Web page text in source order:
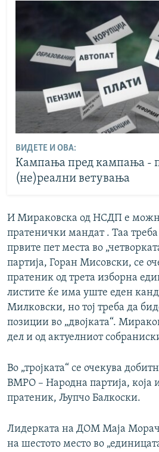
ВИДЕТЕ И ОВА:
Кампања пред кампања -
(не)реални ветувања
И Мираковска од НСДП е
пратенички мандат . Таа треба
првите пет места во
партија, Горан Мисовски, се
пратеник од трета изборна
листите ќе има уште еден
Милковски, но тој треба да
позиции во „двојката“.
дел и од актуелниот
Во „тројката“ се очекува
ВМРО – Народна партија, која
пратеник, Љупчо Балкоски.
Лидерката на ДОМ Маја
на шестото место во